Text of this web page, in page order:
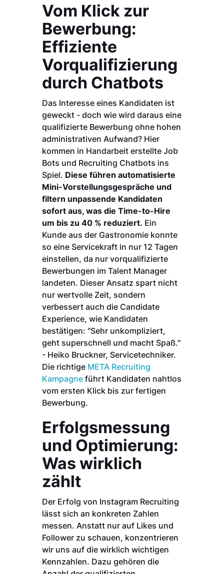
Vom Klick zur
Bewerbung:
Effiziente
Vorqualifizierung
durch Chatbots
Das Interesse eines Kandidaten ist
geweckt - doch wie wird daraus eine
qualifizierte Bewerbung ohne hohen
administrativen Aufwand? Hier
kommen in Handarbeit erstellte Job
Bots und Recruiting Chatbots ins
Spiel. Diese führen automatisierte
Mini-Vorstellungsgespräche und
filtern unpassende Kandidaten
sofort aus, was die Time-to-Hire
um bis zu 40 % reduziert. Ein
Kunde aus der Gastronomie konnte
so eine Servicekraft in nur 12 Tagen
einstellen, da nur vorqualifizierte
Bewerbungen im Talent Manager
landeten. Dieser Ansatz spart nicht
nur wertvolle Zeit, sondern
verbessert auch die Candidate
Experience, wie Kandidaten
bestätigen: "Sehr unkompliziert,
geht superschnell und macht Spaß."
- Heiko Bruckner, Servicetechniker.
Die richtige META Recruiting
Kampagne führt Kandidaten nahtlos
vom ersten Klick bis zur fertigen
Bewerbung.
Erfolgsmessung
und Optimierung:
Was wirklich
zählt
Der Erfolg von Instagram Recruiting
lässt sich an konkreten Zahlen
messen. Anstatt nur auf Likes und
Follower zu schauen, konzentrieren
wir uns auf die wirklich wichtigen
Kennzahlen. Dazu gehören die